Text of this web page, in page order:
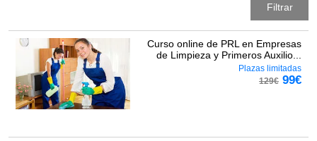
Filtrar
Curso online de PRL en Empresas
de Limpieza y Primeros Auxilio...
Plazas limitadas
129€ 99€